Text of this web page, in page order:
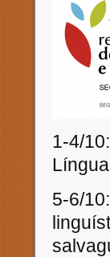
1-4/
5-6/